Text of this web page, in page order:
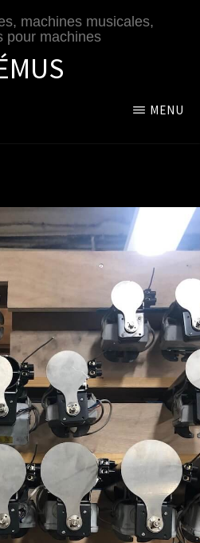
machines musicales,
pour machines
MENU